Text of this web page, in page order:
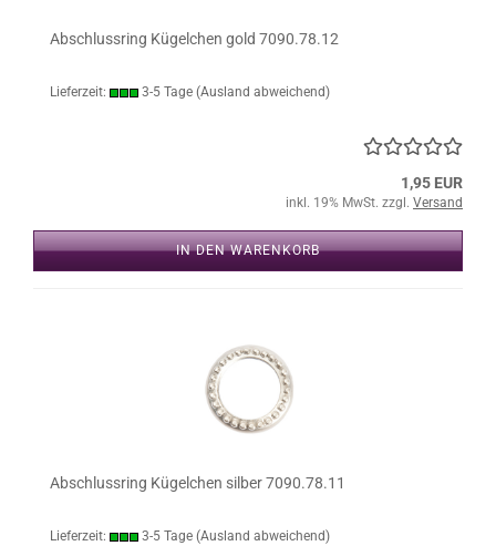
Abschlussring Kügelchen gold 7090.78.12
Lieferzeit: 3-5 Tage (Ausland abweichend)
1,95 EUR
inkl. 19% MwSt. zzgl. Versand
IN DEN WARENKORB
Abschlussring Kügelchen silber 7090.78.11
Lieferzeit: 3-5 Tage (Ausland abweichend)